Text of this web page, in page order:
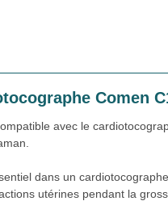
Comen
avec le
dans un
utérines pendant la